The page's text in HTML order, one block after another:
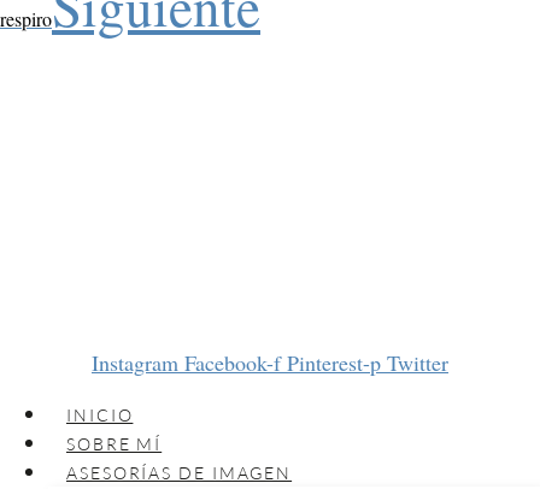
respiro
Instagram Facebook-f Pinterest-p Twitter
INICIO
SOBRE MÍ
ASESORÍAS DE IMAGEN